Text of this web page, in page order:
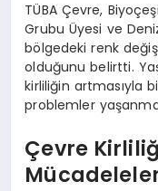
TÜBA Çevre,
Grubu Üyesi ve
bölgedeki renk
olduğunu belirtti.
kirliliğin artmasıyla
problemler
Çevre